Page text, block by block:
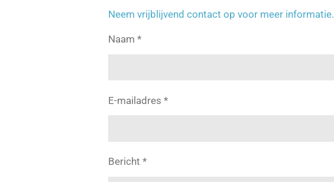
Neem vrijblijvend contact op voor meer informatie.
Naam *
E-mailadres *
Bericht *